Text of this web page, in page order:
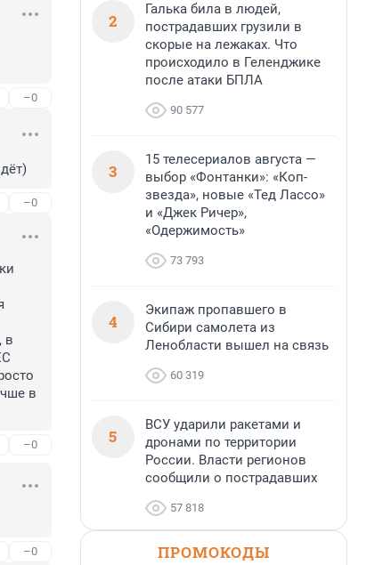
–0
–0
в
в
–0
–0
2
Галька била в людей,
пострадавших грузили в
скорые на лежаках. Что
происходило в Геленджике
после атаки БПЛА
90 577
3
15 телесериалов августа —
выбор «Фонтанки»: «Коп-
звезда», новые «Тед Лассо»
и «Джек Ричер»,
«Одержимость»
73 793
4
Экипаж пропавшего в
Сибири самолета из
Ленобласти вышел на связь
60 319
5
ВСУ ударили ракетами и
дронами по территории
России. Власти регионов
сообщили о пострадавших
57 818
ПРОМОКОДЫ